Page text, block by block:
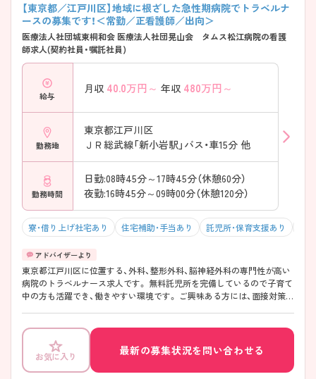
あり ・「1つずつできるように」を大切にした指導 → 経験の浅い方、ブラ
ンクのある方も安心です
【東京都／江戸川区】地域に根ざした急性期病院でトラベルナ
ースの募集です！＜常勤／正看護師／出向＞
医療法人社団城東桐和会 医療法人社団晃山会 タムス松江病院の看護
師求人(契約社員・嘱託社員)
給与
月収 40.0万円～ 年収 480万円～
勤務地
東京都江戸川区
ＪＲ総武線「新小岩駅」バス・車15分 他
勤務時間
日勤:08時45分～17時45分（休憩60分）
夜勤:16時45分～09時00分（休憩120分）
寮・借り上げ社宅あり 住宅補助・手当あり 託児所・保育支援あり
東京都江戸川区に位置する、外科、整形外科、脳神経外科の専門性が高い
病院のトラベルナース求人です。 無料託児所を完備しているので子育て
中の方も活躍でき、働きやすい環境です。 ご興味ある方には、面接対策ポ
お気に入り 最新の募集状況を問い合わせる